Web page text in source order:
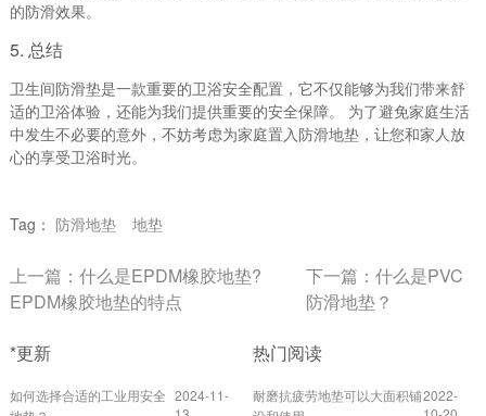
的防滑效果。
5. 总结
卫生间防滑垫是一款重要的卫浴安全配置，它不仅能够为我们带来舒
适的卫浴体验，还能为我们提供重要的安全保障。 为了避免家庭生活
中发生不必要的意外，不妨考虑为家庭置入防滑地垫，让您和家人放
心的享受卫浴时光。
Tag： 防滑地垫 地垫
上一篇： 什么是EPDM橡胶地垫?
EPDM橡胶地垫的特点
下一篇： 什么是PVC
防滑地垫？
*更新
如何选择合适的工业用安全 2024-11-
热门阅读
耐磨抗疲劳地垫可以大面积铺2022-